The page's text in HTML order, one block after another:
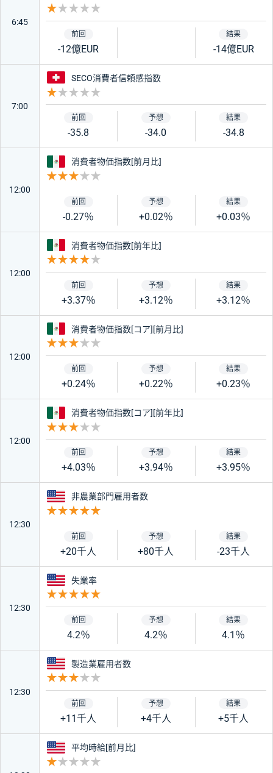
6:45
-12億EUR -14億EUR
7:00
スイス
SECO消費者信頼感指数
-35.8 -34.0 -34.8
12:00
メキシコ
消費者物価指数[前月比]
-0.27％ +0.02％ +0.03％
12:00
メキシコ
消費者物価指数[前年比]
+3.37％ +3.12％ +3.12％
12:00
メキシコ
消費者物価指数[コア][前月比]
+0.24％ +0.22％ +0.23％
12:00
メキシコ
消費者物価指数[コア][前年比]
+4.03％ +3.94％ +3.95％
12:30
アメリカ
非農業部門雇用者数
+20千人 +80千人 -23千人
12:30
アメリカ
失業率
4.2％ 4.2％ 4.1％
12:30
アメリカ
製造業雇用者数
+11千人 +4千人 +5千人
アメリカ
平均時給[前月比]